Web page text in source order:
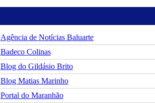
Agência de Notícias Baluarte
Badeco Colinas
Blog do Gildásio Brito
Blog Matias Marinho
Portal do Maranhão